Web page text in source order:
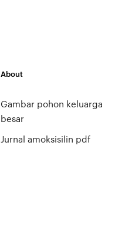
About
Gambar pohon keluarga
besar
Jurnal amoksisilin pdf